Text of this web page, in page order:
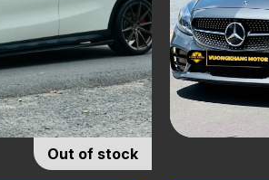
Out of stock